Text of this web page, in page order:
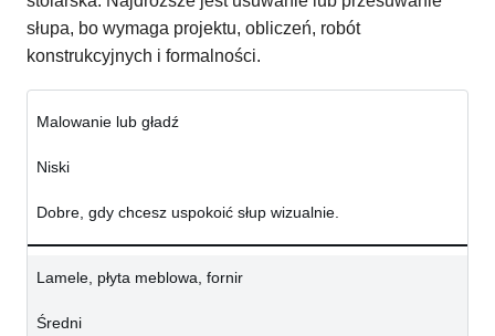
słupa, bo wymaga projektu, obliczeń, robót
konstrukcyjnych i formalności.
Malowanie lub gładź
Niski
Dobre, gdy chcesz uspokoić słup wizualnie.
Lamele, płyta meblowa, fornir
Średni